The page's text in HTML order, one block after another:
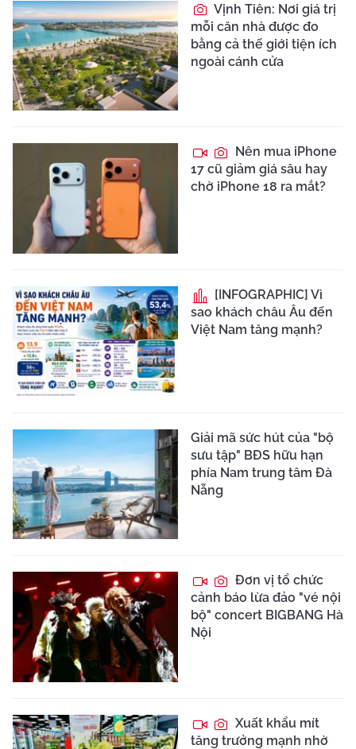
Vịnh Tiên: Nơi giá trị
mỗi căn nhà được đo
bằng cả thế giới tiện ích
ngoài cánh cửa
Nên mua iPhone
17 cũ giảm giá sâu hay
chờ iPhone 18 ra mắt?
[INFOGRAPHIC] Vì
sao khách châu Âu đến
Việt Nam tăng mạnh?
Giải mã sức hút của "bộ
sưu tập" BĐS hữu hạn
phía Nam trung tâm Đà
Nẵng
Đơn vị tổ chức
cảnh báo lừa đảo "vé nội
bộ" concert BIGBANG Hà
Nội
Xuất khẩu mít
tăng trưởng mạnh nhờ